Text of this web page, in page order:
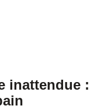
inattendue :